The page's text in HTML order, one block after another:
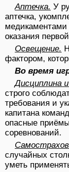
Аптечка. У
аптечка,
оказания
Освещение.
фактором,
Во время
Дисциплина
строго
требования и
капитана
опасные
соревнований.
случайных
уметь